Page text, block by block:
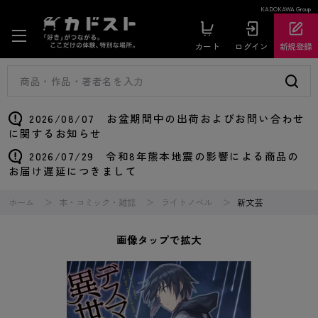
KADOKAWA Group
カート ログイン 新規登録
2026/08/07 お盆期間中の出荷およびお問い合わせ
に関するお知らせ
2026/07/29 令和8年熊本地震の影響による商品の
お届け遅延につきまして
ホーム 本・コミック・雑誌 ライトノベル 新文芸
画像タップで拡大